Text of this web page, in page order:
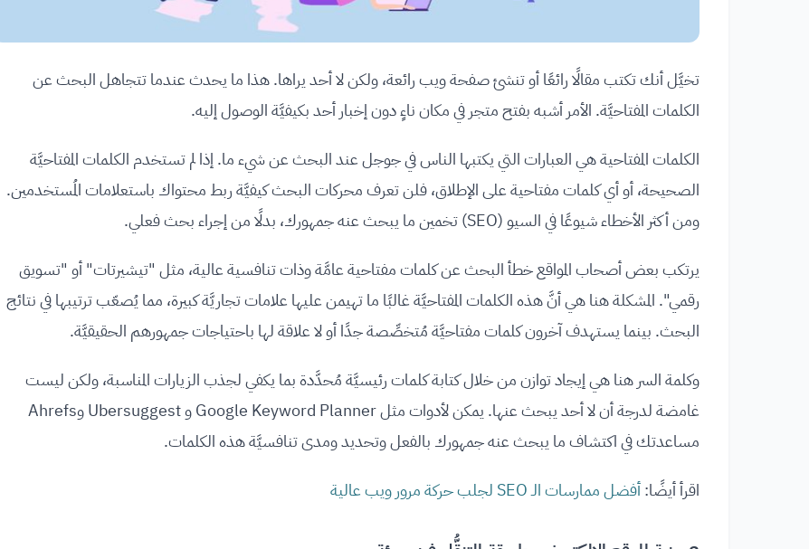
تخيَّل أنك تكتب مقالًا رائعًا أو تنشئ صفحة ويب رائعة، ولكن لا أحد يراها. هذا ما يحدث عندما تتجاهل البحث عن
الكلمات المفتاحيَّة. الأمر أشبه بفتح متجر في مكان ناءٍ دون إخبار أحد بكيفيَّة الوصول إليه.
الكلمات المفتاحية هي العبارات التي يكتبها الناس في جوجل عند البحث عن شيء ما. إذا لم تستخدم الكلمات المفتاحيَّة
الصحيحة، أو أي كلمات مفتاحية على الإطلاق، فلن تعرف محركات البحث كيفيَّة ربط محتواك باستعلامات المُستخدمين.
ومن أكثر الأخطاء شيوعًا في السيو (SEO) تخمين ما يبحث عنه جمهورك، بدلًا من إجراء بحث فعلي.
يرتكب بعض أصحاب المواقع خطأ البحث عن كلمات مفتاحية عامَّة وذات تنافسية عالية، مثل "تيشيرتات" أو "تسويق
رقمي". المشكلة هنا هي أنَّ هذه الكلمات المفتاحيَّة غالبًا ما تهيمن عليها علامات تجاريَّة كبيرة، مما يُصعّب ترتيبها في نتائج
البحث. بينما يستهدف آخرون كلمات مفتاحيَّة مُتخصِّصة جدًا أو لا علاقة لها باحتياجات جمهورهم الحقيقيَّة.
وكلمة السر هنا هي إيجاد توازن من خلال كتابة كلمات رئيسيَّة مُحدَّدة بما يكفي لجذب الزيارات المناسبة، ولكن ليست
غامضة لدرجة أن لا أحد يبحث عنها. يمكن لأدوات مثل Google Keyword Planner و Ubersuggest وAhrefs
مساعدتك في اكتشاف ما يبحث عنه جمهورك بالفعل وتحديد ومدى تنافسيَّة هذه الكلمات.
اقرأ أيضًا:أفضل ممارسات الـ SEO لجلب حركة مرور ويب عالية